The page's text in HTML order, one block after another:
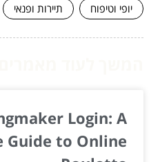
יופי וטיפוח
תיירות ופנאי
Login: A
Guide to Online